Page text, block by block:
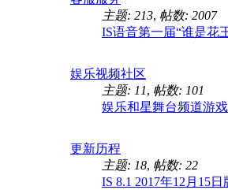
主题: 213, 帖数: 2007
IS语音第一届“谁是花
娱乐视频社区
主题: 11, 帖数: 101
娱乐和星舞台频道游
更新历程
主题: 18, 帖数: 22
IS 8.1 2017年12月15